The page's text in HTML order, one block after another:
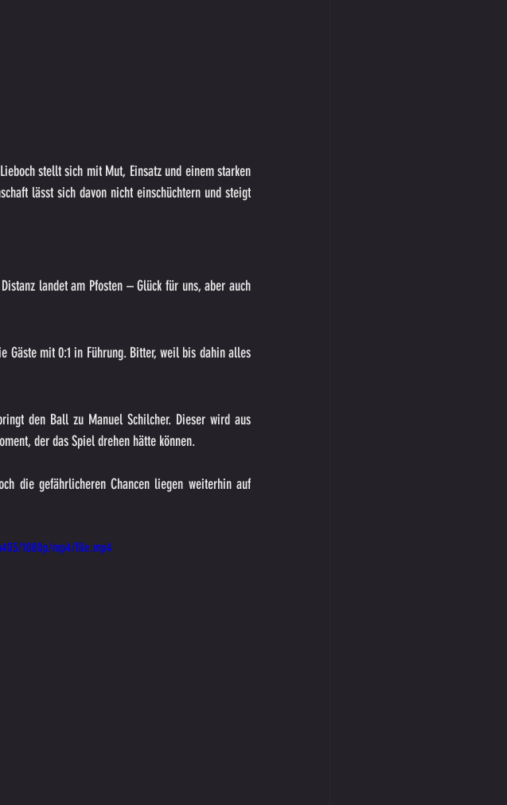
stellt sich mit Mut, Einsatz und einem starken
lässt sich davon nicht einschüchtern und steigt
landet am Pfosten – Glück für uns, aber auch
Gäste mit 0:1 in Führung. Bitter, weil bis dahin alles
den Ball zu Manuel Schilcher. Dieser wird aus
der das Spiel drehen hätte können.
die gefährlicheren Chancen liegen weiterhin auf
1080p/mp4/file.mp4